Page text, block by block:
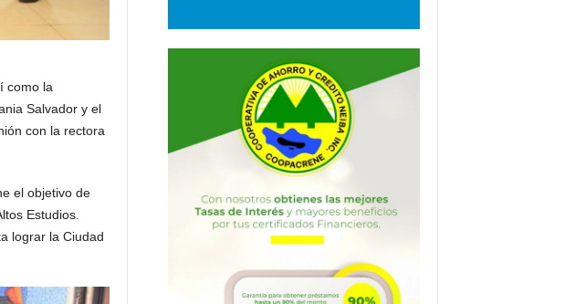
como la
Salvador y el
con la rectora
el objetivo de
Estudios.
lograr la Ciudad